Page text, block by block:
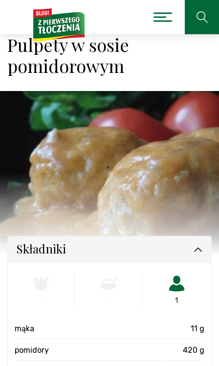
Pulpety w sosie
pomidorowym
Składniki
1
mąka 11 g
pomidory 420 g